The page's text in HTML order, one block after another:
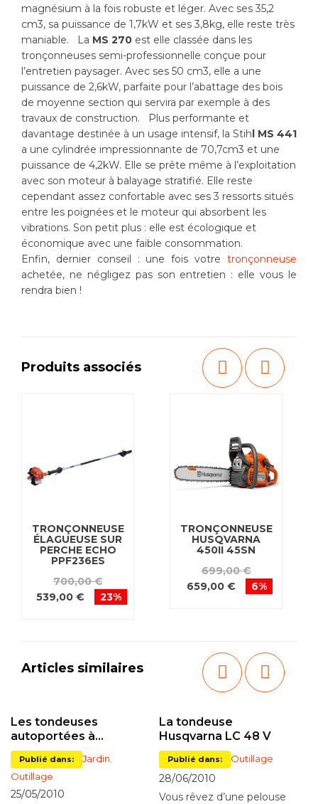
magnésium à la fois robuste et léger. Avec ses 35,2
cm3, sa puissance de 1,7kW et ses 3,8kg, elle reste très
maniable. La MS 270 est elle classée dans les
tronçonneuses semi-professionnelle conçue pour
l’entretien paysager. Avec ses 50 cm3, elle a une
puissance de 2,6kW, parfaite pour l’abattage des bois
de moyenne section qui servira par exemple à des
travaux de construction. Plus performante et
davantage destinée à un usage intensif, la Stihl MS 441
a une cylindrée impressionnante de 70,7cm3 et une
puissance de 4,2kW. Elle se prête même à l’exploitation
avec son moteur à balayage stratifié. Elle reste
cependant assez confortable avec ses 3 ressorts situés
entre les poignées et le moteur qui absorbent les
vibrations. Son petit plus : elle est écologique et
économique avec une faible consommation.
Enfin, dernier conseil : une fois votre tronçonneuse
achetée, ne négligez pas son entretien : elle vous le
rendra bien !
Produits associés
TRONÇONNEUSE
ÉLAGUEUSE SUR
PERCHE ECHO
PPF236ES
700,00 €
539,00 €
23%
TRONÇONNEUSE
HUSQVARNA
450II 45SN
699,00 €
659,00 €
6%
Articles similaires
Les tondeuses
autoportées à
éjection latérale
Publié dans: Jardin
Outillage
25/05/2010
La tondeuse
Husqvarna LC 48 V
Publié dans: Outillage
28/06/2010
Vous rêvez d’une pelouse